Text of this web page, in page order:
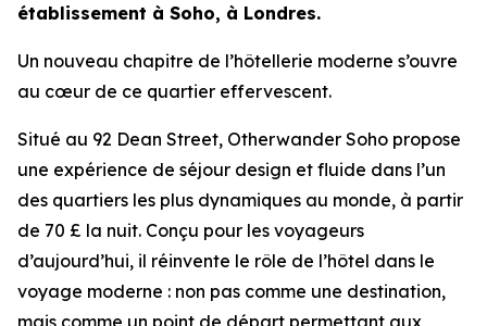
établissement à Soho, à Londres.
Un nouveau chapitre de l’hôtellerie moderne s’ouvre
au cœur de ce quartier effervescent.
Situé au 92 Dean Street, Otherwander Soho propose
une expérience de séjour design et fluide dans l’un
des quartiers les plus dynamiques au monde, à partir
de 70 £ la nuit. Conçu pour les voyageurs
d’aujourd’hui, il réinvente le rôle de l’hôtel dans le
voyage moderne : non pas comme une destination,
mais comme un point de départ permettant aux